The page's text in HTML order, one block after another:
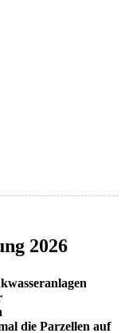
2026
die Parzellen auf